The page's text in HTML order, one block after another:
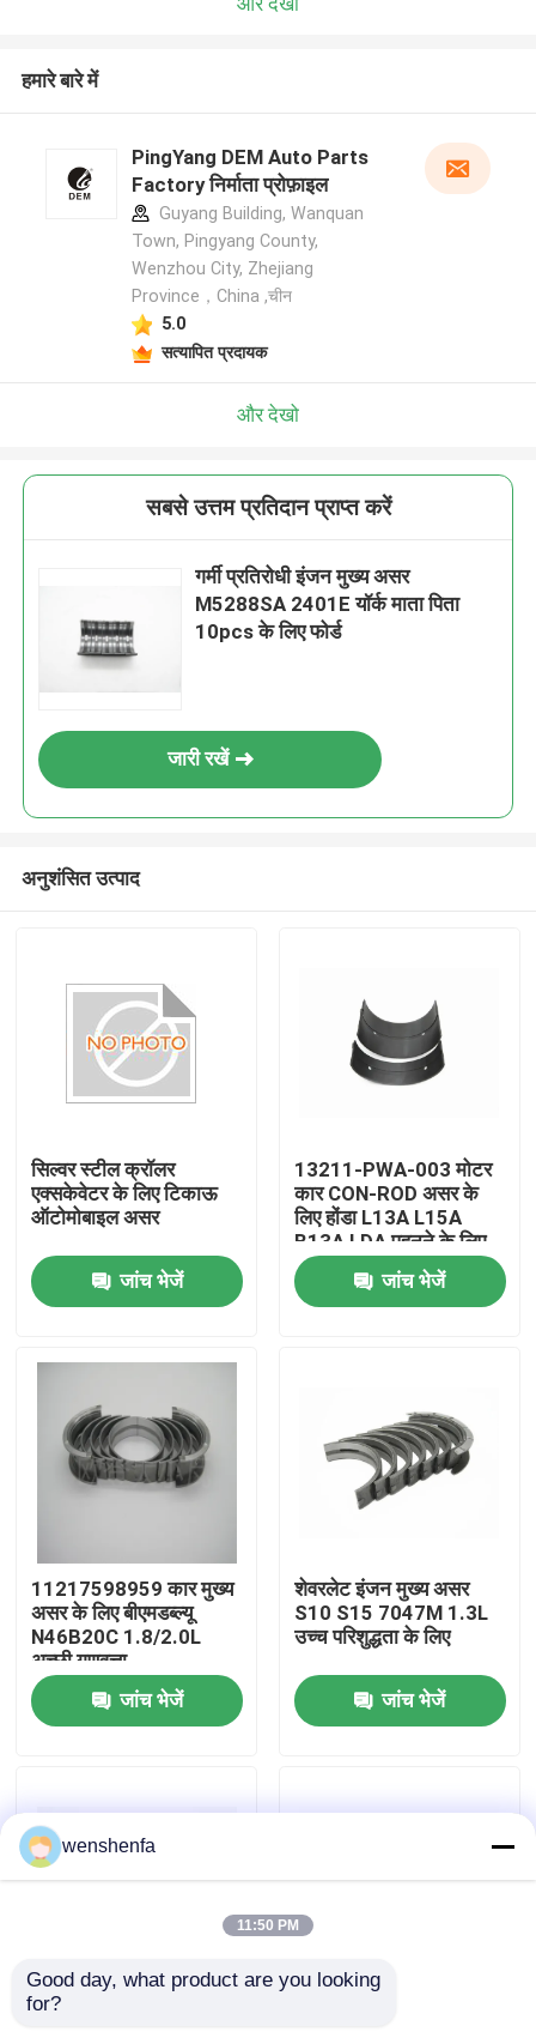
उत्पाद
हमारे बारे में
कारखाने का दौरा
गुणवत्ता नियंत्रण
समाचार
हमारे बारे में
PingYang DEM Auto Parts
Factory निर्माता प्रोफ़ाइल
Guyang Building, Wanquan
Town, Pingyang County,
Wenzhou City, Zhejiang
Province，China ,चीन
5.0
सत्यापित प्रदायक
और देखो
सबसे उत्तम प्रतिदान प्राप्त करें
गर्मी प्रतिरोधी इंजन मुख्य असर
M5288SA 2401E यॉर्क माता पिता
10pcs के लिए फोर्ड
जारी रखें
अनुशंसित उत्पाद
सिल्वर स्टील क्रॉलर
एक्सकेवेटर के लिए टिकाऊ
ऑटोमोबाइल असर
जांच भेजें
13211-PWA-003 मोटर
कार CON-ROD असर के
लिए होंडा L13A L15A
B13A LDA पहनने के लिए
प्रतिरोधी
जांच भेजें
11217598959 कार मुख्य
असर के लिए बीएमडब्ल्यू
N46B20C 1.8/2.0L
अच्छी गुणवत्ता
जांच भेजें
शेवरलेट इंजन मुख्य असर
S10 S15 7047M 1.3L
उच्च परिशुद्धता के लिए
जांच भेजें
Chevrolet इंजन मुख्य असर
wenshenfa
11:50 PM
Good day, what product are you looking
for?